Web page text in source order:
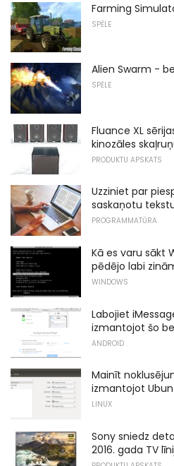
Farming
SPĒLE
Alien Swarm -
SPĒLE
Fluance XL
kinozāles
PRODUKTU APSKATS
Uzziniet par
saskaņotu
PROGRAMMATŪRA
Kā es varu sākt
pēdējo labi
WINDOWS
Labojiet
izmantojot šo
ANDROID
Mainīt
izmantojot
LINUX
Sony sniedz
2016. gada TV